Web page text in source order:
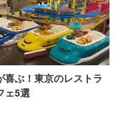
喜ぶ！東京のレストラ
ェ5選